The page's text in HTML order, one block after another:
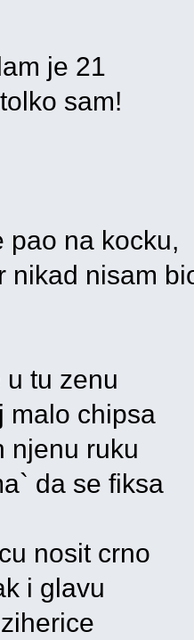
je 21
sam!
pao na kocku,
nikad nisam
tu zenu
malo chipsa
njenu ruku
da se fiksa
nosit crno
i glavu